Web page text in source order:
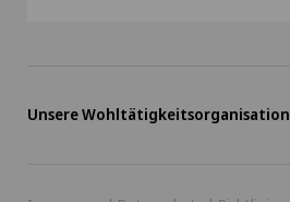
Unsere Wohltätigkeitsorganisation